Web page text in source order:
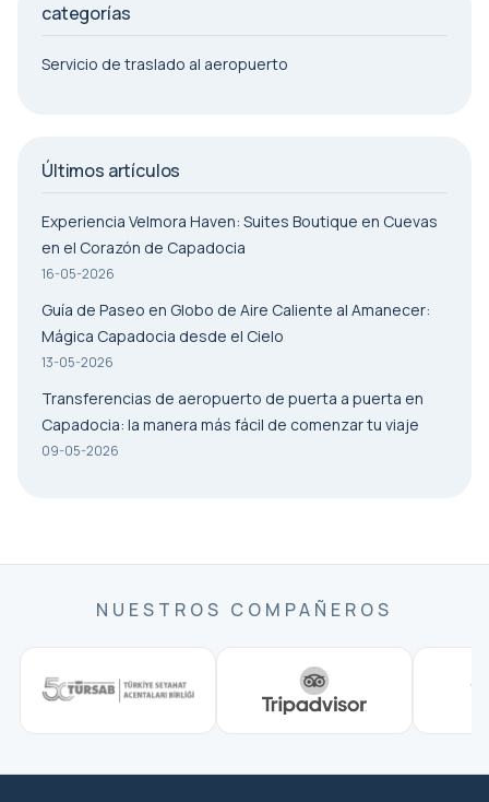
categorías
Servicio de traslado al aeropuerto
Últimos artículos
Experiencia Velmora Haven: Suites Boutique en Cuevas
en el Corazón de Capadocia
16-05-2026
Guía de Paseo en Globo de Aire Caliente al Amanecer:
Mágica Capadocia desde el Cielo
13-05-2026
Transferencias de aeropuerto de puerta a puerta en
Capadocia: la manera más fácil de comenzar tu viaje
09-05-2026
NUESTROS COMPAÑEROS